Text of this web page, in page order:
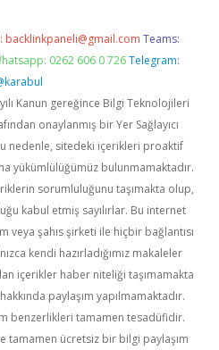
backlinkpaneli@gmail.com Teams:
0262 606 0 726 Telegram:
Kanun gereğince Bilgi Teknolojileri
onaylanmış bir Yer Sağlayıcı
nedenle, sitedeki içerikleri proaktif
yükümlülüğümüz bulunmamaktadır.
sorumluluğunu taşımakta olup,
kabul etmiş sayılırlar. Bu internet
veya şahıs şirketi ile hiçbir bağlantısı
kendi hazırladığımız makaleler
içerikler haber niteliği taşımamakta
paylaşım yapılmamaktadır.
benzerlikleri tamamen tesadüfidir.
tamamen ücretsiz bir bilgi paylaşım